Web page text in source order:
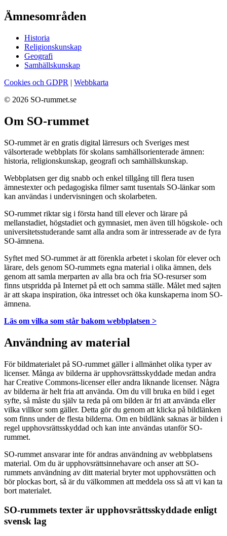
Ämnesområden
Historia
Religionskunskap
Geografi
Samhällskunskap
Cookies och GDPR | Webbkarta
© 2026 SO-rummet.se
Om SO-rummet
SO-rummet är en gratis digital lärresurs och Sveriges mest
välsorterade webbplats för skolans samhällsorienterade ämnen:
historia, religionskunskap, geografi och samhällskunskap.
Webbplatsen ger dig snabb och enkel tillgång till flera tusen
ämnestexter och pedagogiska filmer samt tusentals SO-länkar som
kan användas i undervisningen och skolarbeten.
SO-rummet riktar sig i första hand till elever och lärare på
mellanstadiet, högstadiet och gymnasiet, men även till högskole- och
universitetsstuderande samt alla andra som är intresserade av de fyra
SO-ämnena.
Syftet med SO-rummet är att förenkla arbetet i skolan för elever och
lärare, dels genom SO-rummets egna material i olika ämnen, dels
genom att samla merparten av alla bra och fria SO-resurser som
finns utspridda på Internet på ett och samma ställe. Målet med sajten
är att skapa inspiration, öka intresset och öka kunskaperna inom SO-
ämnena.
Läs om vilka som står bakom webbplatsen >
Användning av material
För bildmaterialet på SO-rummet gäller i allmänhet olika typer av
licenser. Många av bilderna är upphovsrättsskyddade medan andra
har Creative Commons-licenser eller andra liknande licenser. Några
av bilderna är helt fria att använda. Om du vill bruka en bild i eget
syfte, så måste du själv ta reda på om bilden är fri att använda eller
vilka villkor som gäller. Detta gör du genom att klicka på bildlänken
som finns under de flesta bilderna. Om en bildlänk saknas är bilden i
regel upphovsrättsskyddad och kan inte användas utanför SO-
rummet.
SO-rummet ansvarar inte för andras användning av webbplatsens
material. Om du är upphovsrättsinnehavare och anser att SO-
rummets användning av ditt material bryter mot upphovsrätten och
bör plockas bort, så är du välkommen att meddela oss så att vi kan ta
bort materialet.
SO-rummets texter är upphovsrättsskyddade enligt
svensk lag